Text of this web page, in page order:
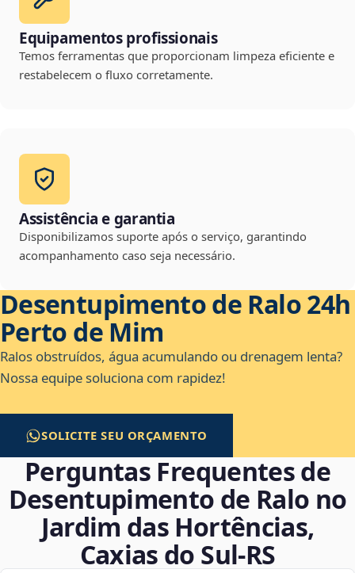
Equipamentos profissionais
Temos ferramentas que proporcionam limpeza eficiente e
restabelecem o fluxo corretamente.
Assistência e garantia
Disponibilizamos suporte após o serviço, garantindo
acompanhamento caso seja necessário.
Desentupimento de Ralo 24h
Perto de Mim
Ralos obstruídos, água acumulando ou drenagem lenta?
Nossa equipe soluciona com rapidez!
SOLICITE SEU ORÇAMENTO
Perguntas Frequentes de
Desentupimento de Ralo no
Jardim das Hortências,
Caxias do Sul‑RS